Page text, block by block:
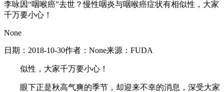
李咏因“咽喉癌”去世？慢性咽炎与咽喉癌症状有相似性，大家
千万要小心！
None
日期： 2018-10-30作者： None来源： FUDA
似性，大家千万要小心！
眼下正是秋高气爽的季节，却迎来不幸的消息，深受大家